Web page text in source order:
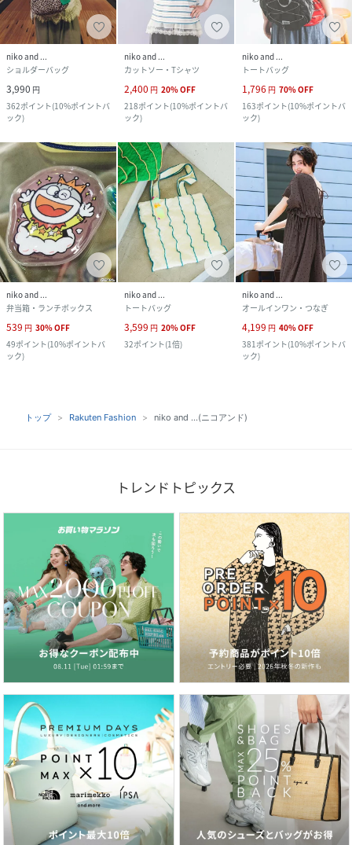
niko and ...
ショルダーバッグ
3,990 円
362ポイント(10%ポイントバ
ック)
niko and ...
カットソー・Tシャツ
2,400 円 20%OFF
218ポイント(10%ポイントバ
ック)
niko and ...
トートバッグ
1,796 円 70%OFF
163ポイント(10%ポイントバ
ック)
niko and ...
弁当箱・ランチボックス
539 円 30%OFF
49ポイント(10%ポイントバ
ック)
niko and ...
トートバッグ
3,599 円 20%OFF
32ポイント(1倍)
niko and ...
オールインワン・つなぎ
4,199 円 40%OFF
381 ポイント(10%ポイントバ
ック)
トップ Rakuten Fashion niko and ...(ニコアンド)
トレンドトピックス